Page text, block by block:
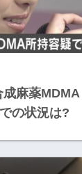
麻薬
の状況は?